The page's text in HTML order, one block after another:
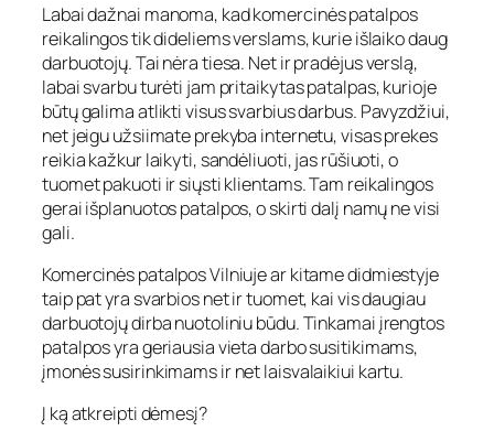
Labai dažnai manoma, kad komercinės patalpos
reikalingos tik dideliems verslams, kurie išlaiko daug
darbuotojų. Tai nėra tiesa. Net ir pradėjus verslą,
labai svarbu turėti jam pritaikytas patalpas, kurioje
būtų galima atlikti visus svarbius darbus. Pavyzdžiui,
net jeigu užsiimate prekyba internetu, visas prekes
reikia kažkur laikyti, sandėliuoti, jas rūšiuoti, o
tuomet pakuoti ir siųsti klientams. Tam reikalingos
gerai išplanuotos patalpos, o skirti dalį namų ne visi
gali.
Komercinės patalpos Vilniuje ar kitame didmiestyje
taip pat yra svarbios net ir tuomet, kai vis daugiau
darbuotojų dirba nuotoliniu būdu. Tinkamai įrengtos
patalpos yra geriausia vieta darbo susitikimams,
įmonės susirinkimams ir net laisvalaikiui kartu.
Į ką atkreipti dėmesį?